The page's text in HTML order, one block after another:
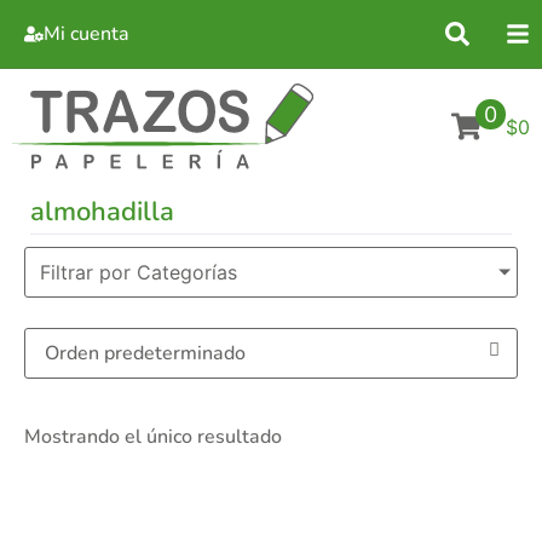
Mi cuenta
0 $0
almohadilla
Filtrar por Categorías
Mostrando el único resultado